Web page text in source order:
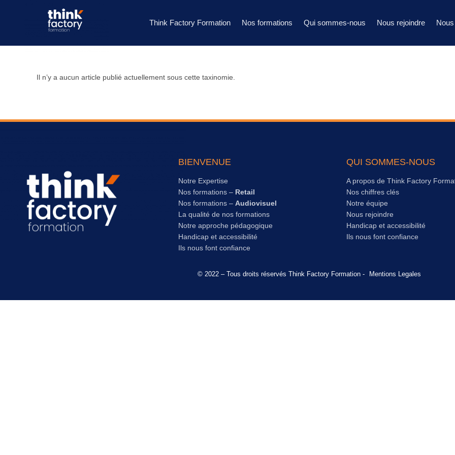
Think Factory Formation Nos formations Qui sommes-nous Nous rejoindre
Il n’y a aucun article publié actuellement sous cette taxinomie.
BIENVENUE
Notre Expertise
Nos formations – Retail
Nos formations – Audiovisuel
La qualité de nos formations
Notre approche pédagogique
Handicap et accessibilité
Ils nous font confiance
QUI SOMMES-NOUS
A propos de Think Factory
Nos chiffres clés
Notre équipe
Nous rejoindre
Handicap et accessibilité
Ils nous font confiance
© 2022 – Tous droits réservés Think Factory Formation - Mentions Legales